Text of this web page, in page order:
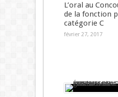
L’oral au
de la fonction
catégorie C
février 27, 2017